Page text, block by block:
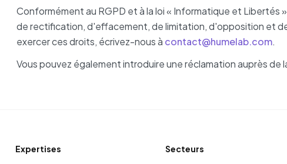
Conformément au RGPD et à la loi « Informatique et Libertés
de rectification, d'effacement, de limitation, d'opposition et
exercer ces droits, écrivez-nous à contact@humelab.com.
Vous pouvez également introduire une réclamation auprès de
Expertises
Secteurs